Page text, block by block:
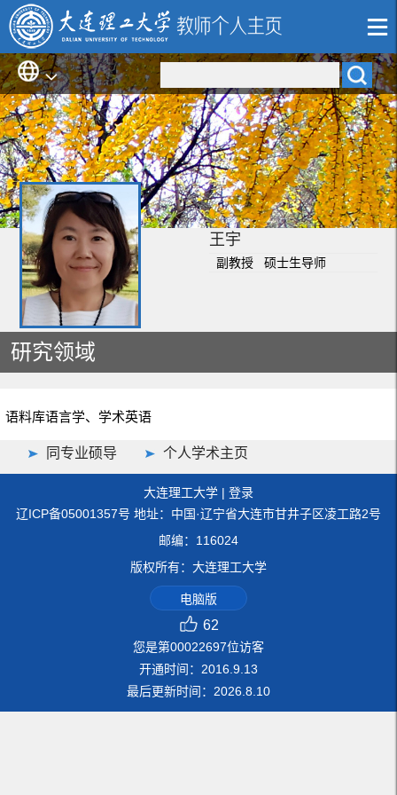
王宇
副教授 硕士生导师
研究领域
语料库语言学、学术英语
同专业硕导 个人学术主页
大连理工大学 | 登录
辽ICP备05001357号 地址：中国·辽宁省大连市甘井子区凌工路2号
邮编：116024
版权所有：大连理工大学
电脑版
62
您是第00022697位访客
开通时间： 2016 9 13
最后更新时间： 2026 8 10